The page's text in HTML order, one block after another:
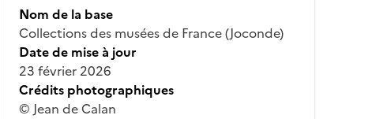
Nom de la base
Collections des musées de France (Joconde)
Date de mise à jour
23 février 2026
Crédits photographiques
© Jean de Calan